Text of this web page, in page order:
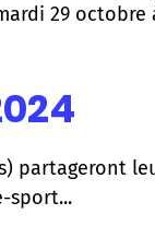
29 octobre
partageront
sport...